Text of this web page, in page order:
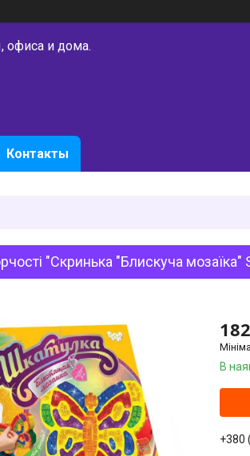
офиса и дома.
Контакты
"Скринька "Блискуча мозаїка"
В
+380